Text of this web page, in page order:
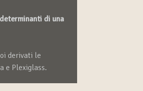
di una
derivati le
e Plexiglass.